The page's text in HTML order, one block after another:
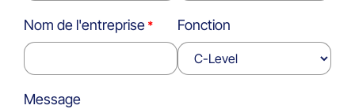
Nom de l'entreprise Fonction
Message